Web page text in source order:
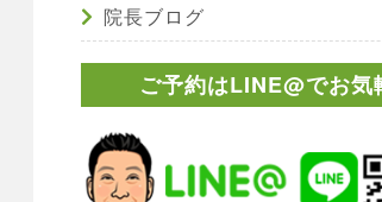
院長ブログ
ご予約はLINE@でお気